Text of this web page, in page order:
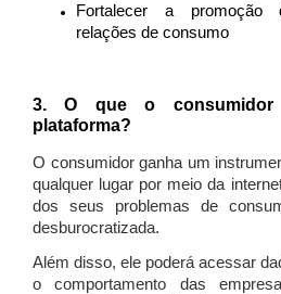
Fortalecer a promoção
relações de consumo
3. O que o consumidor
plataforma?
O consumidor ganha um
qualquer lugar por meio da
dos seus problemas de
desburocratizada.
Além disso, ele poderá acessar
o comportamento das